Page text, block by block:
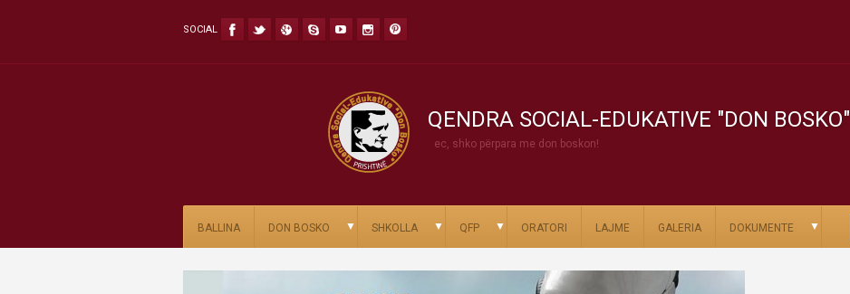
SOCIAL
QENDRA SOCIAL-EDUKATIVE "DON BOSKO"
ec, shko përpara me don boskon!
BALLINA DON BOSKO ▼ SHKOLLA ▼ QFP ▼ ORATORI LAJME GALERIA DOKUMENTE ▼